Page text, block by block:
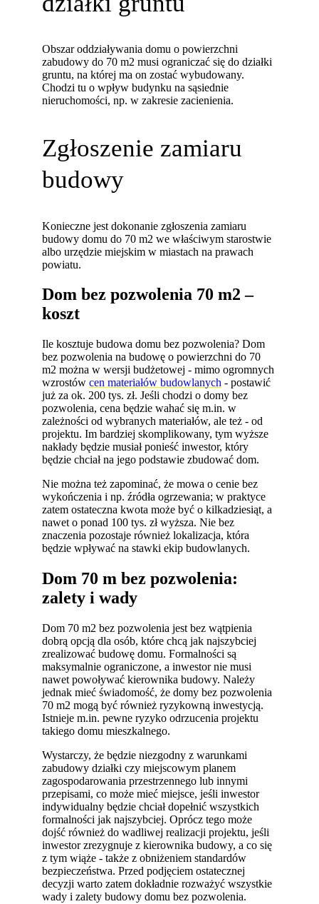
Obszar oddziaływania domu o powierzchni
zabudowy do 70 m2 musi ograniczać się do działki
gruntu, na której ma on zostać wybudowany.
Chodzi tu o wpływ budynku na sąsiednie
nieruchomości, np. w zakresie zacienienia.
Zgłoszenie zamiaru
budowy
Konieczne jest dokonanie zgłoszenia zamiaru
budowy domu do 70 m2 we właściwym starostwie
albo urzędzie miejskim w miastach na prawach
powiatu.
Dom bez pozwolenia 70 m2 –
koszt
Ile kosztuje budowa domu bez pozwolenia? Dom
bez pozwolenia na budowę o powierzchni do 70
m2 można w wersji budżetowej - mimo ogromnych
wzrostówcen materiałów budowlanych - postawić
już za ok. 200 tys. zł. Jeśli chodzi o domy bez
pozwolenia, cena będzie wahać się m.in. w
zależności od wybranych materiałów, ale też - od
projektu. Im bardziej skomplikowany, tym wyższe
nakłady będzie musiał ponieść inwestor, który
będzie chciał na jego podstawie zbudować dom.
Nie można też zapominać, że mowa o cenie bez
wykończenia i np. źródła ogrzewania; w praktyce
zatem ostateczna kwota może być o kilkadziesiąt, a
nawet o ponad 100 tys. zł wyższa. Nie bez
znaczenia pozostaje również lokalizacja, która
będzie wpływać na stawki ekip budowlanych.
Dom 70 m bez pozwolenia:
zalety i wady
Dom 70 m2 bez pozwolenia jest bez wątpienia
dobrą opcją dla osób, które chcą jak najszybciej
zrealizować budowę domu. Formalności są
maksymalnie ograniczone, a inwestor nie musi
nawet powoływać kierownika budowy. Należy
jednak mieć świadomość, że domy bez pozwolenia
70 m2 mogą być również ryzykowną inwestycją.
Istnieje m.in. pewne ryzyko odrzucenia projektu
takiego domu mieszkalnego.
Wystarczy, że będzie niezgodny z warunkami
zabudowy działki czy miejscowym planem
zagospodarowania przestrzennego lub innymi
przepisami, co może mieć miejsce, jeśli inwestor
indywidualny będzie chciał dopełnić wszystkich
formalności jak najszybciej. Oprócz tego może
dojść również do wadliwej realizacji projektu, jeśli
inwestor zrezygnuje z kierownika budowy, a co się
z tym wiąże - także z obniżeniem standardów
bezpieczeństwa. Przed podjęciem ostatecznej
decyzji warto zatem dokładnie rozważyć wszystkie
wady i zalety budowy domu bez pozwolenia.